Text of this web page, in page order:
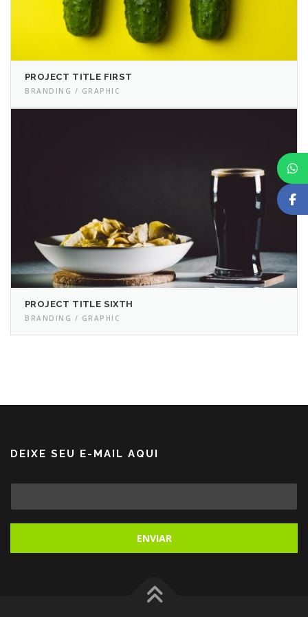
PROJECT TITLE FIRST
BRANDING / GRAPHIC
PROJECT TITLE SIXTH
BRANDING / GRAPHIC
DEIXE SEU E-MAIL AQUI
E
M
I
ENVIAR